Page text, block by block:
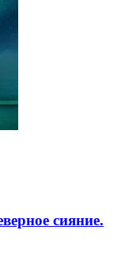
сияние.